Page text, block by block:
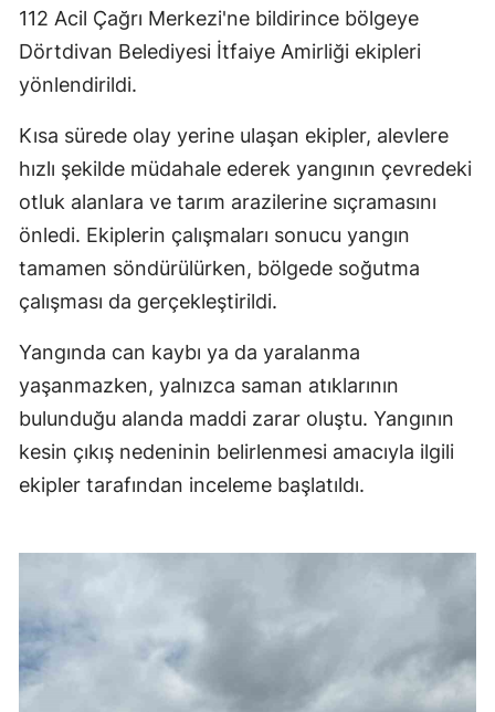
112 Acil Çağrı Merkezi'ne bildirince bölgeye
Dörtdivan Belediyesi İtfaiye Amirliği ekipleri
yönlendirildi.
Kısa sürede olay yerine ulaşan ekipler, alevlere
hızlı şekilde müdahale ederek yangının çevredeki
otluk alanlara ve tarım arazilerine sıçramasını
önledi. Ekiplerin çalışmaları sonucu yangın
tamamen söndürülürken, bölgede soğutma
çalışması da gerçekleştirildi.
Yangında can kaybı ya da yaralanma
yaşanmazken, yalnızca saman atıklarının
bulunduğu alanda maddi zarar oluştu. Yangının
kesin çıkış nedeninin belirlenmesi amacıyla ilgili
ekipler tarafından inceleme başlatıldı.